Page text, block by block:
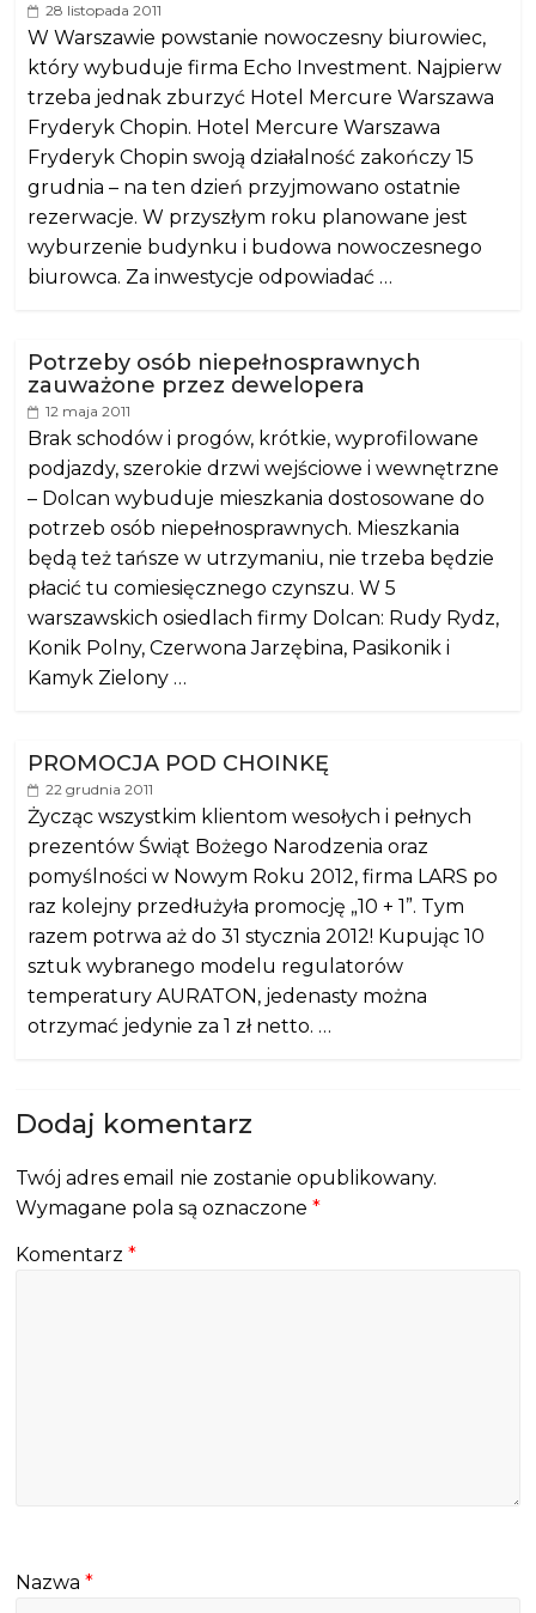
28 listopada 2011
W Warszawie powstanie nowoczesny biurowiec,
który wybuduje firma Echo Investment. Najpierw
trzeba jednak zburzyć Hotel Mercure Warszawa
Fryderyk Chopin. Hotel Mercure Warszawa
Fryderyk Chopin swoją działalność zakończy 15
grudnia – na ten dzień przyjmowano ostatnie
rezerwacje. W przyszłym roku planowane jest
wyburzenie budynku i budowa nowoczesnego
biurowca. Za inwestycje odpowiadać …
Potrzeby osób niepełnosprawnych
zauważone przez dewelopera
12 maja 2011
Brak schodów i progów, krótkie, wyprofilowane
podjazdy, szerokie drzwi wejściowe i wewnętrzne
– Dolcan wybuduje mieszkania dostosowane do
potrzeb osób niepełnosprawnych. Mieszkania
będą też tańsze w utrzymaniu, nie trzeba będzie
płacić tu comiesięcznego czynszu. W 5
warszawskich osiedlach firmy Dolcan: Rudy Rydz,
Konik Polny, Czerwona Jarzębina, Pasikonik i
Kamyk Zielony …
PROMOCJA POD CHOINKĘ
22 grudnia 2011
Życząc wszystkim klientom wesołych i pełnych
prezentów Świąt Bożego Narodzenia oraz
pomyślności w Nowym Roku 2012, firma LARS po
raz kolejny przedłużyła promocję „10 + 1”. Tym
razem potrwa aż do 31 stycznia 2012! Kupując 10
sztuk wybranego modelu regulatorów
temperatury AURATON, jedenasty można
otrzymać jedynie za 1 zł netto. …
Dodaj komentarz
Twój adres email nie zostanie opublikowany.
Wymagane pola są oznaczone*
Komentarz*
Nazwa*